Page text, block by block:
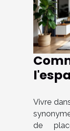
Vivre
de